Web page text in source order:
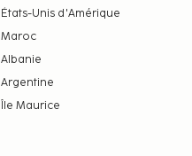
États-Unis d'Amérique
Maroc
Albanie
Argentine
Île Maurice